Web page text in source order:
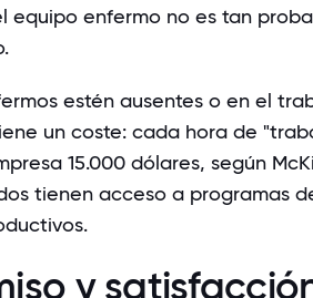
equipo enfermo no es tan
estén ausentes o en el
un coste: cada hora de
15.000 dólares, según
tienen acceso a programas
y